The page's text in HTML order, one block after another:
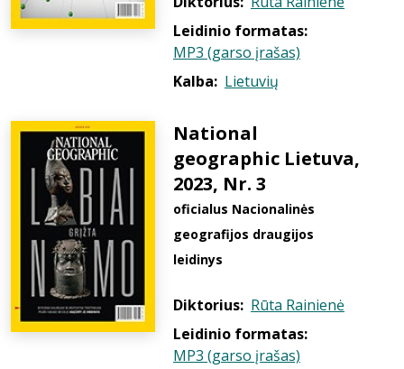
Leidinio formatas:
MP3 (garso įrašas)
Kalba: Lietuvių
National
geographic Lietuva,
2023, Nr. 3
oficialus Nacionalinės
geografijos draugijos
leidinys
Diktorius: Rūta Rainienė
Leidinio formatas:
MP3 (garso įrašas)